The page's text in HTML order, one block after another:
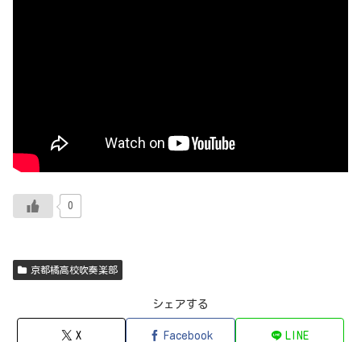
0
京都橘高校吹奏楽部
シェアする
X Facebook LINE